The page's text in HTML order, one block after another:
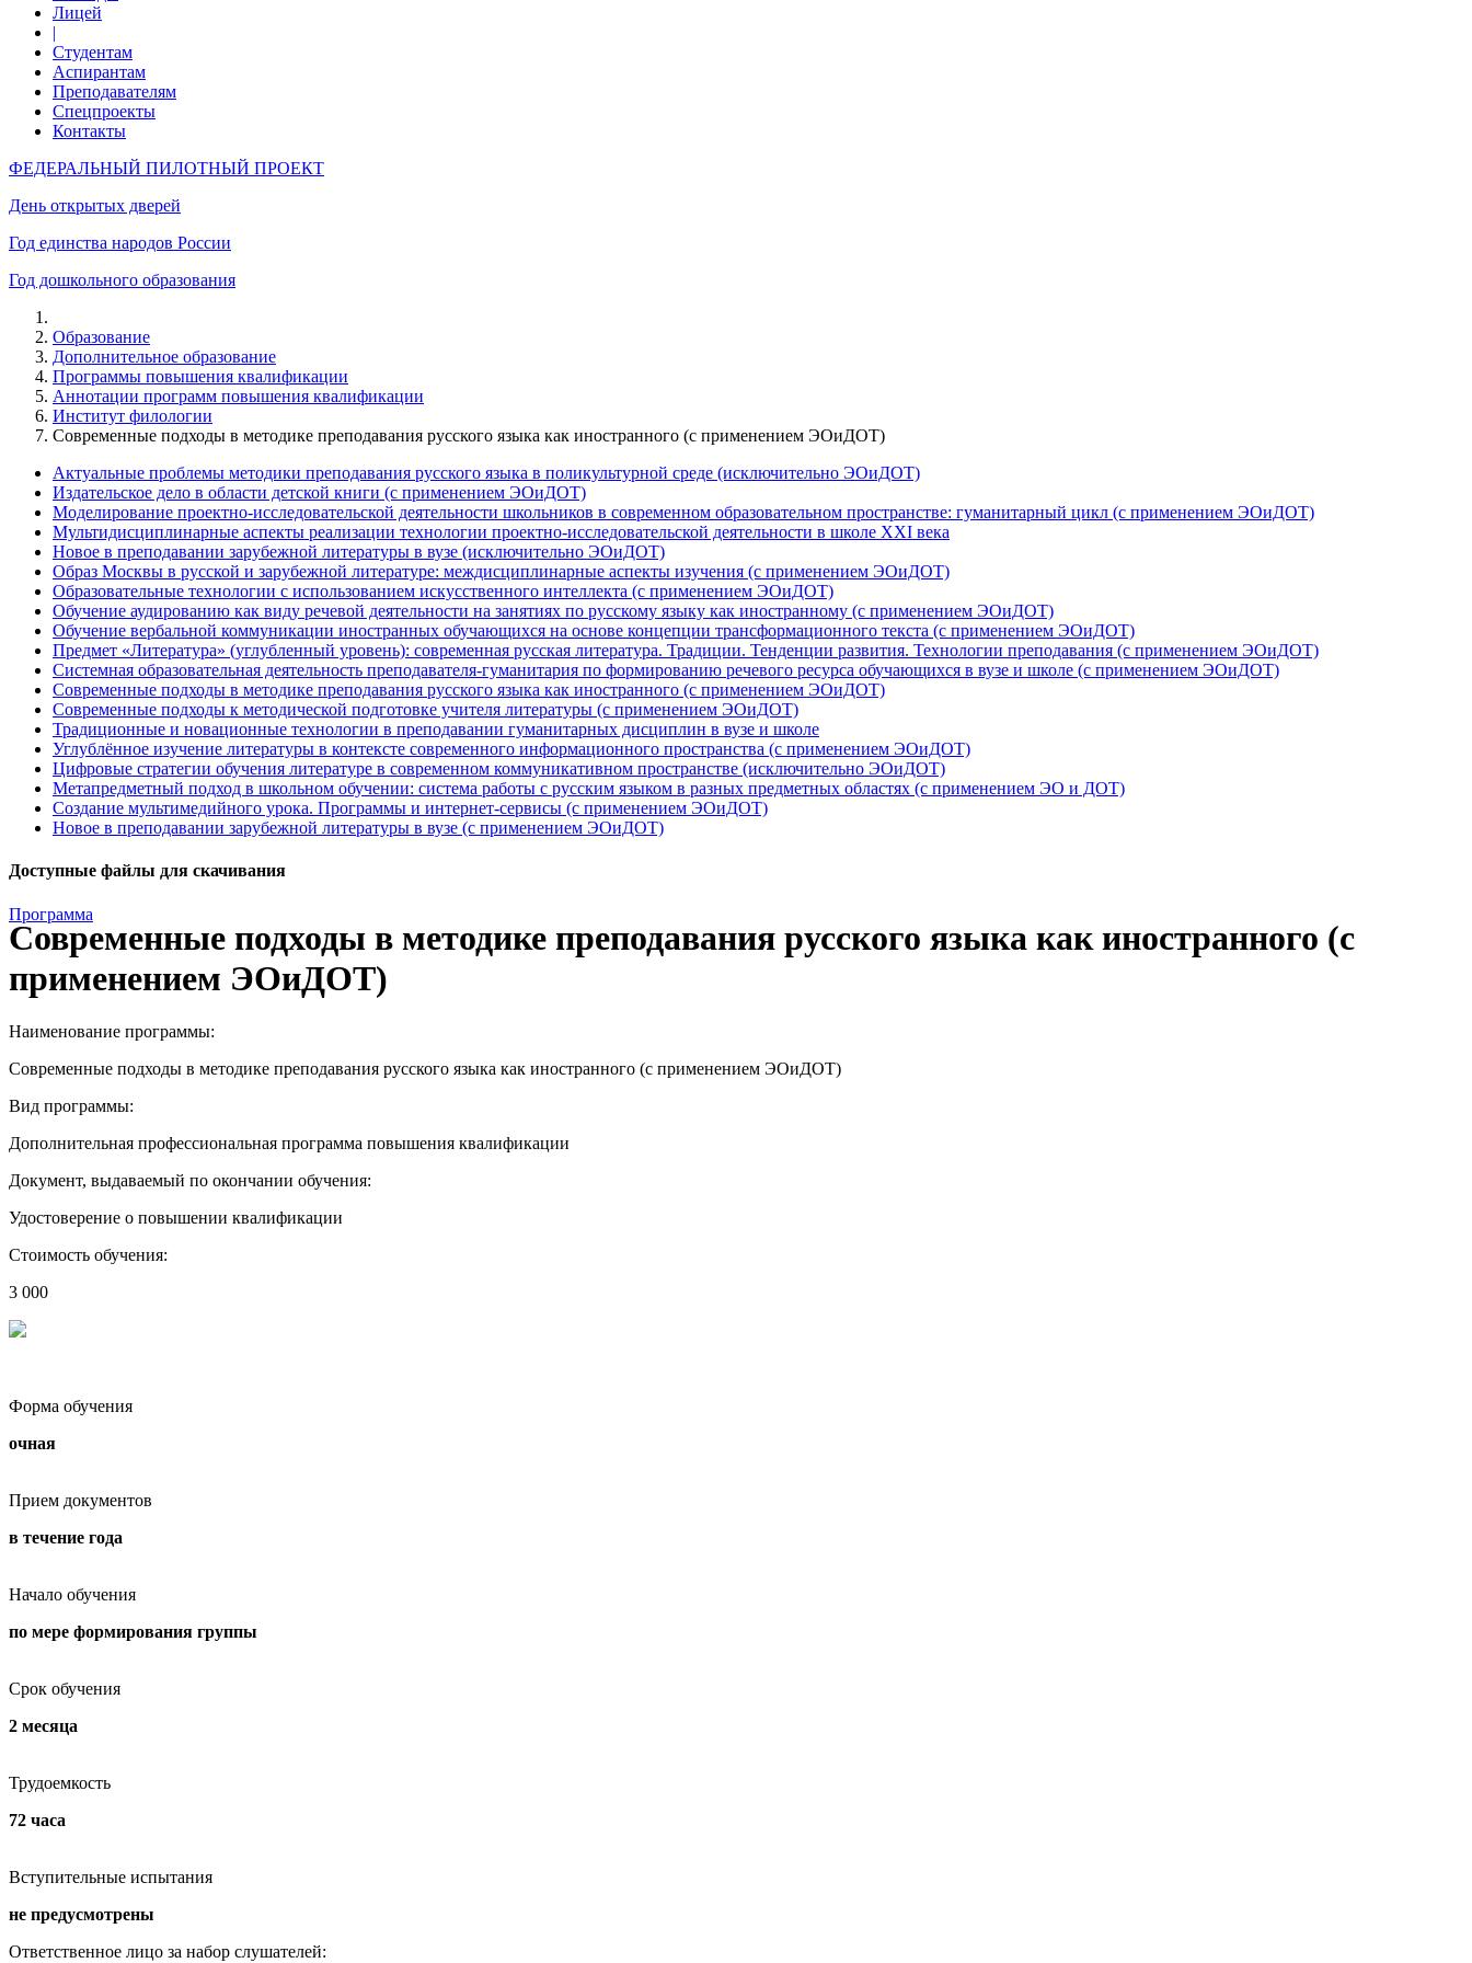
Лицей
|
Студентам
Аспирантам
Преподавателям
Спецпроекты
Контакты
ФЕДЕРАЛЬНЫЙ ПИЛОТНЫЙ ПРОЕКТ
День открытых дверей
Год единства народов России
Год дошкольного образования
Образование
Дополнительное образование
Программы повышения квалификации
Аннотации программ повышения квалификации
Институт филологии
Современные подходы в методике преподавания русского языка как иностранного (с применением ЭОиДОТ)
Актуальные проблемы методики преподавания русского языка в поликультурной среде (исключительно ЭОиДОТ)
Издательское дело в области детской книги (с применением ЭОиДОТ)
Моделирование проектно-исследовательской деятельности школьников в современном образовательном пространстве: гуманитарный цикл (с применением ЭОиДОТ)
Мультидисциплинарные аспекты реализации технологии проектно-исследовательской деятельности в школе XXI века
Новое в преподавании зарубежной литературы в вузе (исключительно ЭОиДОТ)
Образ Москвы в русской и зарубежной литературе: междисциплинарные аспекты изучения (с применением ЭОиДОТ)
Образовательные технологии с использованием искусственного интеллекта (с применением ЭОиДОТ)
Обучение аудированию как виду речевой деятельности на занятиях по русскому языку как иностранному (с применением ЭОиДОТ)
Обучение вербальной коммуникации иностранных обучающихся на основе концепции трансформационного текста (с применением ЭОиДОТ)
Предмет «Литература» (углубленный уровень): современная русская литература. Традиции. Тенденции развития. Технологии преподавания (с применением ЭОиДОТ)
Системная образовательная деятельность преподавателя-гуманитария по формированию речевого ресурса обучающихся в вузе и школе (с применением ЭОиДОТ)
Современные подходы в методике преподавания русского языка как иностранного (с применением ЭОиДОТ)
Современные подходы к методической подготовке учителя литературы (с применением ЭОиДОТ)
Традиционные и новационные технологии в преподавании гуманитарных дисциплин в вузе и школе
Углублённое изучение литературы в контексте современного информационного пространства (с применением ЭОиДОТ)
Цифровые стратегии обучения литературе в современном коммуникативном пространстве (исключительно ЭОиДОТ)
Метапредметный подход в школьном обучении: система работы с русским языком в разных предметных областях (с применением ЭО и ДОТ)
Создание мультимедийного урока. Программы и интернет-сервисы (с применением ЭОиДОТ)
Новое в преподавании зарубежной литературы в вузе (с применением ЭОиДОТ)
Доступные файлы для скачивания
Программа
Современные подходы в методике преподавания русского языка как иностранного (с
применением ЭОиДОТ)
Наименование программы:
Современные подходы в методике преподавания русского языка как иностранного (с применением ЭОиДОТ)
Вид программы:
Дополнительная профессиональная программа повышения квалификации
Документ, выдаваемый по окончании обучения:
Удостоверение о повышении квалификации
Стоимость обучения:
3 000
Форма обучения
очная
Прием документов
в течение года
Начало обучения
по мере формирования группы
Срок обучения
2 месяца
Трудоемкость
72 часа
Вступительные испытания
не предусмотрены
Ответственное лицо за набор слушателей: